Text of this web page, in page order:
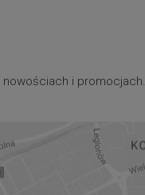
i promocjach.